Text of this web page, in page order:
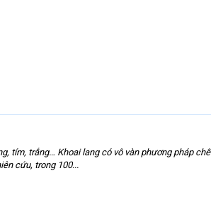
tím, trắng… Khoai lang có vô vàn phương pháp
cứu, trong 100...